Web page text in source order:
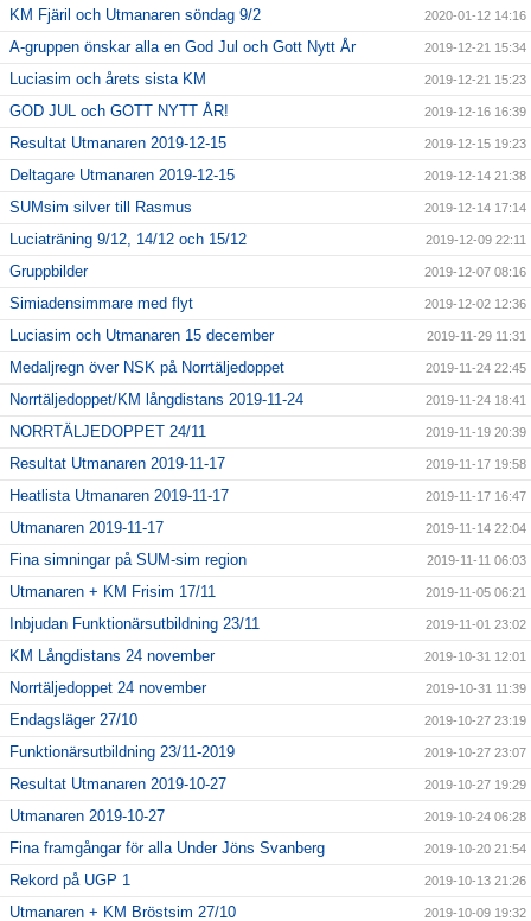
KM Fjäril och Utmanaren söndag 9/2 2020-01-12 14:16
A-gruppen önskar alla en God Jul och Gott Nytt År 2019-12-21 15:34
Luciasim och årets sista KM 2019-12-21 15:23
GOD JUL och GOTT NYTT ÅR! 2019-12-16 16:39
Resultat Utmanaren 2019-12-15 2019-12-15 19:23
Deltagare Utmanaren 2019-12-15 2019-12-14 21:38
SUMsim silver till Rasmus 2019-12-14 17:14
Luciaträning 9/12, 14/12 och 15/12 2019-12-09 22:11
Gruppbilder 2019-12-07 08:16
Simiadensimmare med flyt 2019-12-02 12:36
Luciasim och Utmanaren 15 december 2019-11-29 11:31
Medaljregn över NSK på Norrtäljedoppet 2019-11-24 22:45
Norrtäljedoppet/KM långdistans 2019-11-24 2019-11-24 18:41
NORRTÄLJEDOPPET 24/11 2019-11-19 20:39
Resultat Utmanaren 2019-11-17 2019-11-17 19:58
Heatlista Utmanaren 2019-11-17 2019-11-17 16:47
Utmanaren 2019-11-17 2019-11-14 22:04
Fina simningar på SUM-sim region 2019-11-11 06:03
Utmanaren + KM Frisim 17/11 2019-11-05 06:21
Inbjudan Funktionärsutbildning 23/11 2019-11-01 23:02
KM Långdistans 24 november 2019-10-31 12:01
Norrtäljedoppet 24 november 2019-10-31 11:39
Endagsläger 27/10 2019-10-27 23:19
Funktionärsutbildning 23/11-2019 2019-10-27 23:07
Resultat Utmanaren 2019-10-27 2019-10-27 19:29
Utmanaren 2019-10-27 2019-10-24 06:28
Fina framgångar för alla Under Jöns Svanberg 2019-10-20 21:54
Rekord på UGP 1 2019-10-13 21:26
Utmanaren + KM Bröstsim 27/10 2019-10-09 19:32